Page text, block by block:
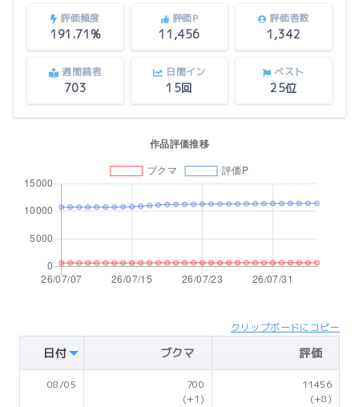
評価頻度
191.71%
評価P
11,456
評価者数
1,342
週間読者
703
日間イン
15回
ベスト
25位
クリップボードにコピー
日付 ブクマ 評価
08/05
700
(+1)
11456
(+8)